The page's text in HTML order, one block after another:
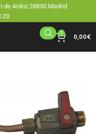
de Ardoz 28850 Madrid
23
0 0,00€